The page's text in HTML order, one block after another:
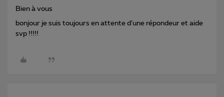
Bien à vous
bonjour je suis toujours en attente d’une répondeur et aide
svp !!!!!